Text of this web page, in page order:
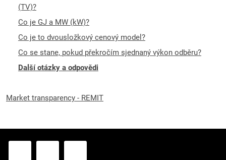
(TV)?
Co je GJ a MW (kW)?
Co je to dvousložkový cenový model?
Co se stane, pokud překročím sjednaný výkon odběru?
Další otázky a odpovědi
Market transparency - REMIT